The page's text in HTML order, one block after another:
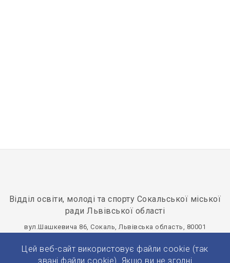
Цей веб-сайт використовує файли cookie (так
звані файли cookie). Якщо ви не згодні
Відділ освіти, молоді та спорту Сокальської міської
ради Львівської області
вул.Шашкевича 86, Сокаль, Львівська область, 80001
Панель управління